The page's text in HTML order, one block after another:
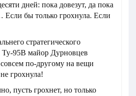
дней: пока довезут, да пока
Если бы только грохнула. Если
стратегического
95В майор Дурновцев
по-другому на вещи
грохнула!
пусть грохнет, но только